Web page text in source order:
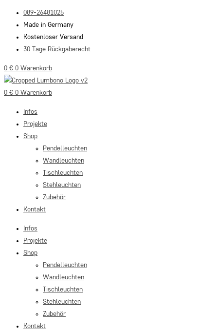
Inhalt
springen
089-26481025
Made in Germany
Kostenloser Versand
30 Tage Rückgaberecht
0 € 0 Warenkorb
0 € 0 Warenkorb
Infos
Projekte
Shop
Pendelleuchten
Wandleuchten
Tischleuchten
Stehleuchten
Zubehör
Kontakt
Infos
Projekte
Shop
Pendelleuchten
Wandleuchten
Tischleuchten
Stehleuchten
Zubehör
Kontakt